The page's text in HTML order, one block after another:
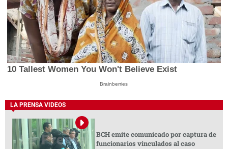
10 Tallest Women You Won't Believe Exist
Brainberries
LA PRENSA VIDEOS
BCH emite comunicado por captura de
funcionarios vinculados al caso